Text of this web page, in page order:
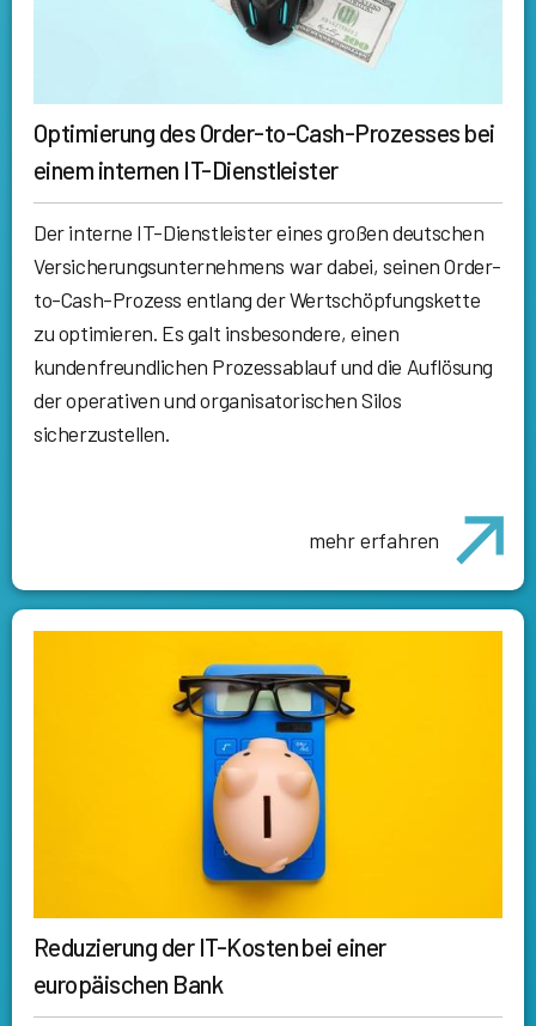
Optimierung des Order-to-Cash-Prozesses bei
einem internen IT-Dienstleister
Der interne IT-Dienstleister eines großen deutschen
Versicherungsunternehmens war dabei, seinen Order-
to-Cash-Prozess entlang der Wertschöpfungskette
zu optimieren. Es galt insbesondere, einen
kundenfreundlichen Prozessablauf und die Auflösung
der operativen und organisatorischen Silos
sicherzustellen.
mehr erfahren
Reduzierung der IT-Kosten bei einer
europäischen Bank